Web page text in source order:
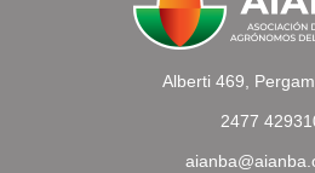
Alberti 469,
2477